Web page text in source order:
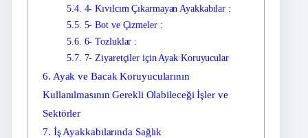
5.4. 4- Kıvılcım Çıkarmayan Ayakkabılar :
5.5. 5- Bot ve Çizmeler :
5.6. 6- Tozluklar :
5.7. 7- Ziyaretçiler için Ayak Koruyucular
6. Ayak ve Bacak Koruyucularının
Kullanılmasının Gerekli Olabileceği İşler ve
Sektörler
7. İş Ayakkabılarında Sağlık